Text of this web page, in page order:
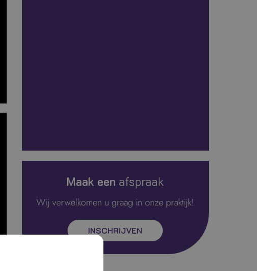
Maak een afspraak
Wij verwelkomen u graag in onze praktijk!
INSCHRIJVEN